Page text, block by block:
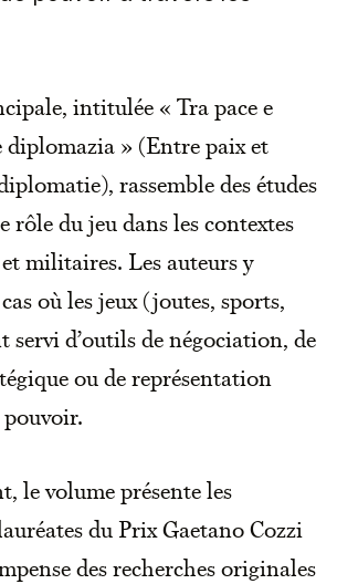
intitulée « Tra pace e
diplomazia » (Entre paix et
rassemble des études
rôle du jeu dans les contextes
militaires. Les auteurs y
où les jeux (joutes, sports,
servi d’outils de négociation, de
ou de représentation
le volume présente les
du Prix Gaetano Cozzi
des recherches originales